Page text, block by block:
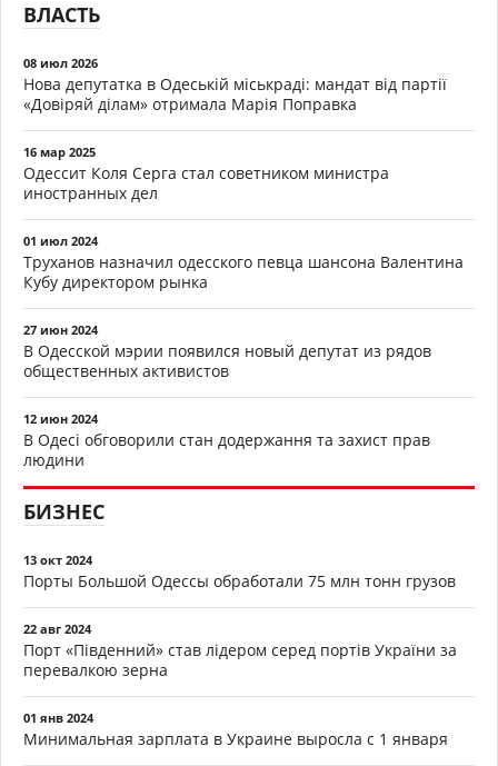
ВЛАСТЬ
08 июл 2026
Нова депутатка в Одеській міськраді: мандат від партії
«Довіряй ділам» отримала Марія Поправка
16 мар 2025
Одессит Коля Серга стал советником министра
иностранных дел
01 июл 2024
Труханов назначил одесского певца шансона Валентина
Кубу директором рынка
27 июн 2024
В Одесской мэрии появился новый депутат из рядов
общественных активистов
12 июн 2024
В Одесі обговорили стан додержання та захист прав
людини
БИЗНЕС
13 окт 2024
Порты Большой Одессы обработали 75 млн тонн грузов
22 авг 2024
Порт «Південний» став лідером серед портів України за
перевалкою зерна
01 янв 2024
Минимальная зарплата в Украине выросла с 1 января